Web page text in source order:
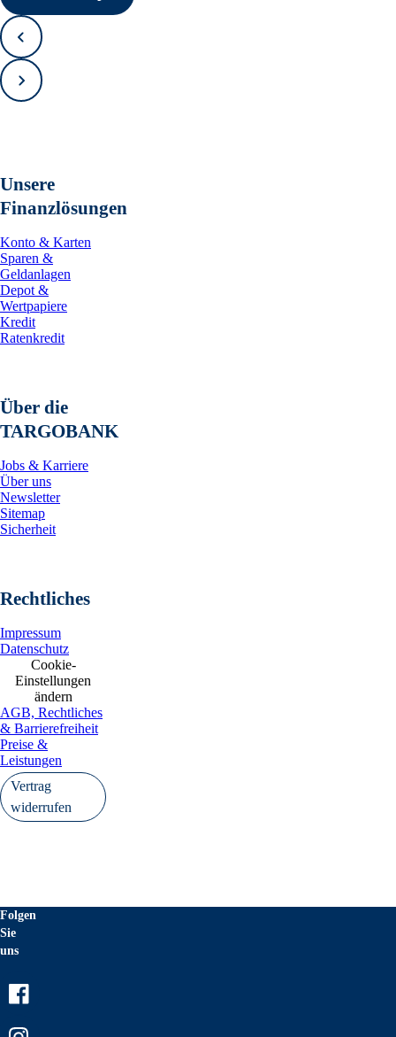
Zurück
Vorwärts
Unsere
Finanzlösungen
Konto & Karten
Sparen &
Geldanlagen
Depot &
Wertpapiere
Kredit
Ratenkredit
Über die
TARGOBANK
Jobs & Karriere
Über uns
Newsletter
Sitemap
Sicherheit
Rechtliches
Impressum
Datenschutz
Cookie-
Einstellungen
ändern
AGB, Rechtliches
& Barrierefreiheit
Preise &
Leistungen
Vertrag
widerrufen
Folgen
Sie
uns